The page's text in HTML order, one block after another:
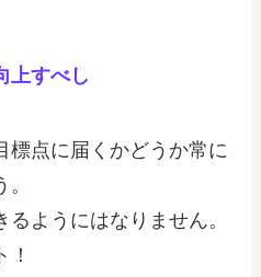
上すべし
点に届くかどうか常に
ようにはなりません。